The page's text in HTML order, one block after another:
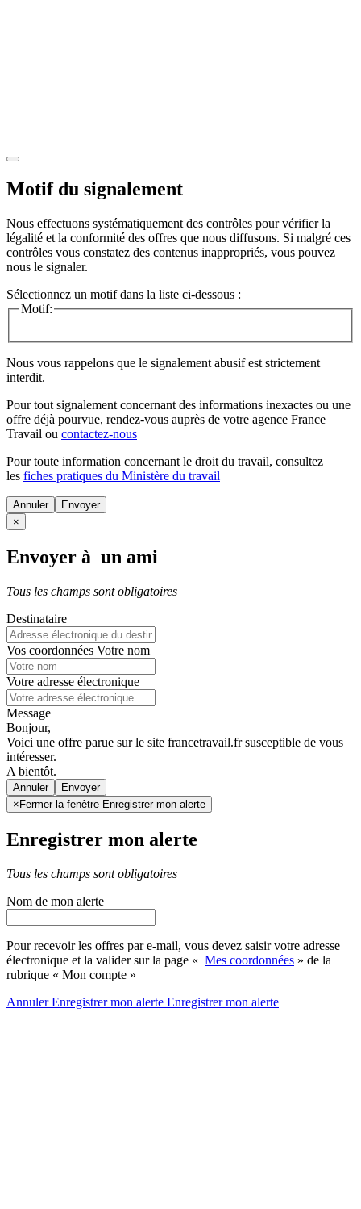
Motif du signalement
Nous effectuons systématiquement des contrôles pour vérifier la
légalité et la conformité des offres que nous diffusons. Si malgré ces
contrôles vous constatez des contenus inappropriés, vous pouvez
nous le signaler.
Sélectionnez un motif dans la liste ci-dessous :
Motif:
Nous vous rappelons que le signalement abusif est strictement
interdit.
Pour tout signalement concernant des informations inexactes ou une
offre déjà pourvue, rendez-vous auprès de votre agence France
Travail ou contactez-nous
Pour toute information concernant le droit du travail, consultez
les fiches pratiques du Ministère du travail
Annuler
×
Envoyer à un ami
Tous les champs sont obligatoires
Destinataire
Vos coordonnées Votre nom
Votre adresse électronique
Message
Bonjour,
Voici une offre parue sur le site francetravail.fr susceptible de vous
intéresser.
A bientôt.
Annuler
× Fermer la fenêtre Enregistrer mon alerte
Enregistrer mon alerte
Tous les champs sont obligatoires
Nom de mon alerte
Pour recevoir les offres par e-mail, vous devez saisir votre adresse
électronique et la valider sur la page « Mes coordonnées » de la
rubrique « Mon compte »
AnnulerEnregistrer mon alerte Enregistrermon alerte